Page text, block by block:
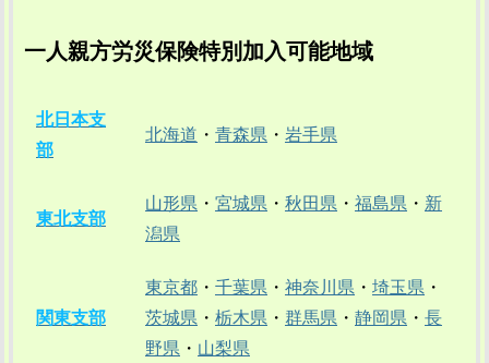
一人親方労災保険特別加入可能地域
北日本支
部
北海道 ・ 青森県 ・ 岩手県
東北支部
山形県 ・ 宮城県 ・ 秋田県 ・ 福島県 ・ 新
潟県
関東支部
東京都 ・ 千葉県 ・ 神奈川県 ・ 埼玉県 ・
茨城県 ・ 栃木県 ・ 群馬県 ・ 静岡県 ・ 長
野県 ・ 山梨県